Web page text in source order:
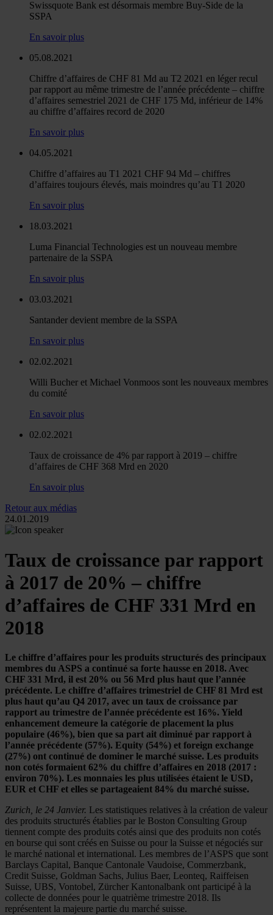
Swissquote Bank est désormais membre Buy-Side de la
SSPA
En savoir plus
05.08.2021
Chiffre d’affaires de CHF 81 Md au T2 2021 en léger recul
par rapport au même trimestre de l’année précédente – chiffre
d’affaires semestriel 2021 de CHF 175 Md, inférieur de 14%
au chiffre d’affaires record de 2020
En savoir plus
04.05.2021
Chiffre d’affaires au T1 2021 CHF 94 Md – chiffres
d’affaires toujours élevés, mais moindres qu’au T1 2020
En savoir plus
18.03.2021
Luma Financial Technologies est un nouveau membre
partenaire de la SSPA
En savoir plus
03.03.2021
Santander devient membre de la SSPA
En savoir plus
02.02.2021
Willi Bucher et Michael Vonmoos sont les nouveaux membres
du comité
En savoir plus
02.02.2021
Taux de croissance de 4% par rapport à 2019 – chiffre
d’affaires de CHF 368 Mrd en 2020
En savoir plus
Retour aux médias
24.01.2019
Taux de croissance par rapport
à 2017 de 20% – chiffre
d’affaires de CHF 331 Mrd en
2018
Le chiffre d’affaires pour les produits structurés des principaux
membres du ASPS a continué sa forte hausse en 2018. Avec
CHF 331 Mrd, il est 20% ou 56 Mrd plus haut que l’année
précédente. Le chiffre d’affaires trimestriel de CHF 81 Mrd est
plus haut qu’au Q4 2017, avec un taux de croissance par
rapport au trimestre de l’année précédente est 16%. Yield
enhancement demeure la catégorie de placement la plus
populaire (46%), bien que sa part ait diminué par rapport à
l’année précédente (57%). Equity (54%) et foreign exchange
(27%) ont continué de dominer le marché suisse. Les produits
non cotés formaient 62% du chiffre d’affaires en 2018 (2017 :
environ 70%). Les monnaies les plus utilisées étaient le USD,
EUR et CHF et elles se partageaient 84% du marché suisse.
Zurich, le 24 Janvier. Les statistiques relatives à la création de valeur
des produits structurés établies par le Boston Consulting Group
tiennent compte des produits cotés ainsi que des produits non cotés
en bourse qui sont créés en Suisse ou pour la Suisse et négociés sur
le marché national et international. Les membres de l’ASPS que sont
Barclays Capital, Banque Cantonale Vaudoise, Commerzbank,
Credit Suisse, Goldman Sachs, Julius Baer, Leonteq, Raiffeisen
Suisse, UBS, Vontobel, Zürcher Kantonalbank ont participé à la
collecte de données pour le quatrième trimestre 2018. Ils
représentent la majeure partie du marché suisse.